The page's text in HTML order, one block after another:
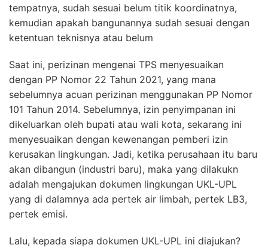
tempatnya, sudah sesuai belum titik koordinatnya,
kemudian apakah bangunannya sudah sesuai dengan
ketentuan teknisnya atau belum
Saat ini, perizinan mengenai TPS menyesuaikan
dengan PP Nomor 22 Tahun 2021, yang mana
sebelumnya acuan perizinan menggunakan PP Nomor
101 Tahun 2014. Sebelumnya, izin penyimpanan ini
dikeluarkan oleh bupati atau wali kota, sekarang ini
menyesuaikan dengan kewenangan pemberi izin
kerusakan lingkungan. Jadi, ketika perusahaan itu baru
akan dibangun (industri baru), maka yang dilakukn
adalah mengajukan dokumen lingkungan UKL-UPL
yang di dalamnya ada pertek air limbah, pertek LB3,
pertek emisi.
Lalu, kepada siapa dokumen UKL-UPL ini diajukan?